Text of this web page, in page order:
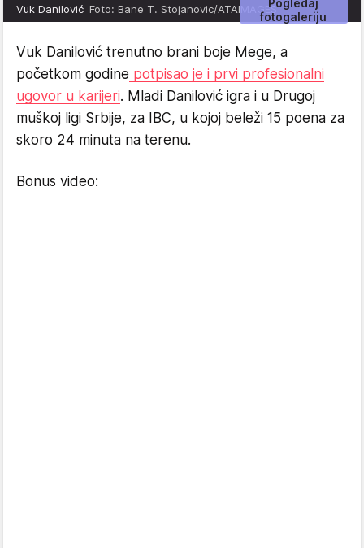
Pogledaj
fotogaleriju
Vuk Danilović Foto: Bane T. Stojanovic/ATAIMAGES
Vuk Danilović trenutno brani boje Mege, a
početkom godine potpisao je i prvi profesionalni
ugovor u karijeri. Mladi Danilović igra i u Drugoj
muškoj ligi Srbije, za IBC, u kojoj beleži 15 poena za
skoro 24 minuta na terenu.
Bonus video: